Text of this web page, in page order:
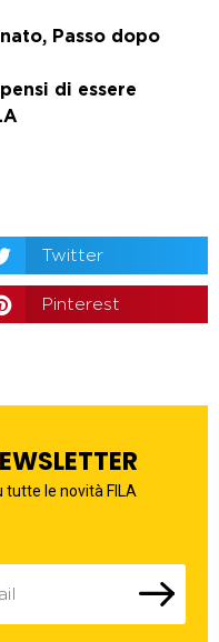
Passo dopo
di essere
Twitter
Pinterest
tutte le novità FILA